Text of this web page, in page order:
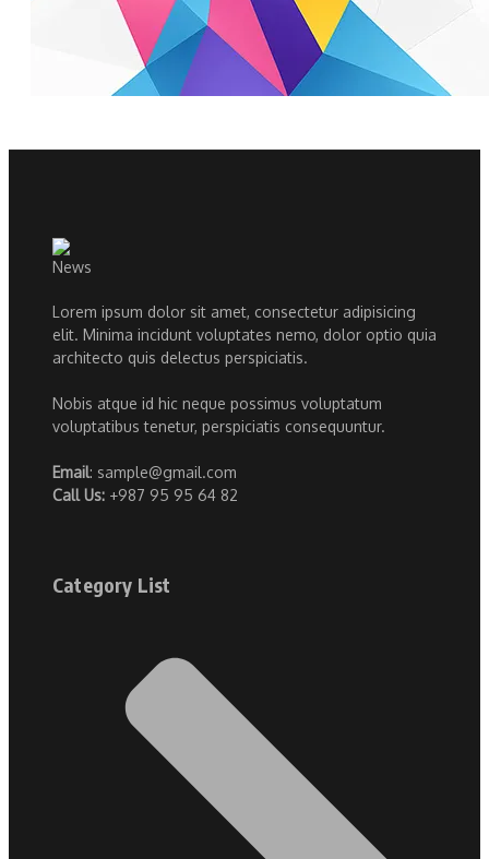
Lorem ipsum dolor sit amet, consectetur adipisicing
elit. Minima incidunt voluptates nemo, dolor optio quia
architecto quis delectus perspiciatis.
Nobis atque id hic neque possimus voluptatum
voluptatibus tenetur, perspiciatis consequuntur.
Email: sample@gmail.com
Call Us: +987 95 95 64 82
Category List